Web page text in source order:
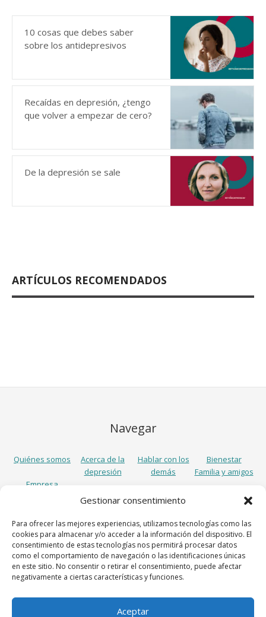
Gestionar consentimiento
Para ofrecer las mejores experiencias, utilizamos tecnologías como las
cookies para almacenar y/o acceder a la información del dispositivo. El
consentimiento de estas tecnologías nos permitirá procesar datos
como el comportamiento de navegación o las identificaciones únicas
en este sitio. No consentir o retirar el consentimiento, puede afectar
negativamente a ciertas características y funciones.
Aceptar
10 cosas que debes saber
sobre los antidepresivos
Recaídas en depresión, ¿tengo
que volver a empezar de cero?
De la depresión se sale
ARTÍCULOS RECOMENDADOS
Navegar
Quiénes somos
Acerca de la
depresión
Hablar con los
demás
Bienestar
Familia y amigos
Empresa
Síguenos